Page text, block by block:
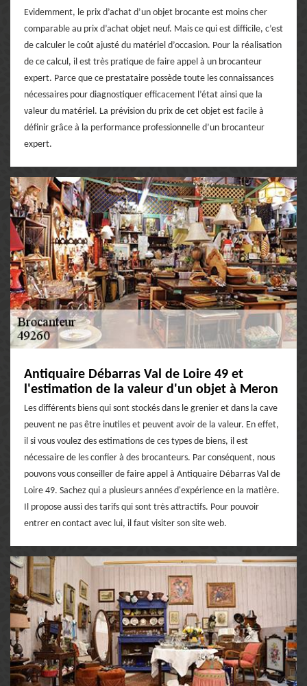
Evidemment, le prix d’achat d’un objet brocante est moins cher
comparable au prix d’achat objet neuf. Mais ce qui est difficile, c’est
de calculer le coût ajusté du matériel d’occasion. Pour la réalisation
de ce calcul, il est très pratique de faire appel à un brocanteur
expert. Parce que ce prestataire possède toute les connaissances
nécessaires pour diagnostiquer efficacement l’état ainsi que la
valeur du matériel. La prévision du prix de cet objet est facile à
définir grâce à la performance professionnelle d’un brocanteur
expert.
Antiquaire Débarras Val de Loire 49 et
l'estimation de la valeur d'un objet à Meron
Les différents biens qui sont stockés dans le grenier et dans la cave
peuvent ne pas être inutiles et peuvent avoir de la valeur. En effet,
il si vous voulez des estimations de ces types de biens, il est
nécessaire de les confier à des brocanteurs. Par conséquent, nous
pouvons vous conseiller de faire appel à Antiquaire Débarras Val de
Loire 49. Sachez qui a plusieurs années d'expérience en la matière.
Il propose aussi des tarifs qui sont très attractifs. Pour pouvoir
entrer en contact avec lui, il faut visiter son site web.